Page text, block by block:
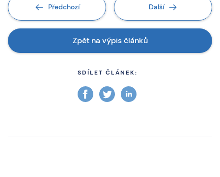
Předchozí
Zpět na výpis článků
Další
SDÍLET ČLÁNEK: